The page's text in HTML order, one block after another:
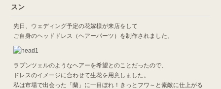
スン
先日、ウェディング予定の花嫁様が来店をして
ご自身のヘッドドレス（ヘアーパーツ）を制作されました。
ラプンツェルのようなヘアーを希望とのことだったので、
ドレスのイメージに合わせて生花を用意しました。
私は市場で出会った「蘭」に一目ぼれ！きっとフワ～と素敵に仕上がる